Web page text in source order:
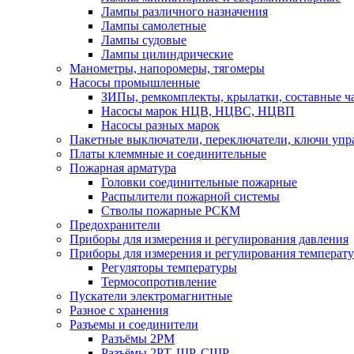
Лампы различного назначения
Лампы самолетные
Лампы судовые
Лампы цилиндрические
Манометры, напоромеры, тягомеры
Насосы промышленные
ЗИПы, ремкомплекты, крылатки, составные
Насосы марок НЦВ, НЦВС, НЦВП
Насосы разных марок
Пакетные выключатели, переключатели, ключи
Платы клеммные и соединительные
Пожарная арматура
Головки соединительные пожарные
Распылители пожарной системы
Стволы пожарные РСКМ
Предохранители
Приборы для измерения и регулирования давления
Приборы для измерения и регулирования
Регуляторы температуры
Термосопротивление
Пускатели электромагнитные
Разное с хранения
Разъемы и соединители
Разъёмы 2РМ